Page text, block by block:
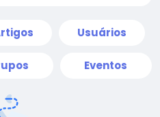
Usuários
Eventos